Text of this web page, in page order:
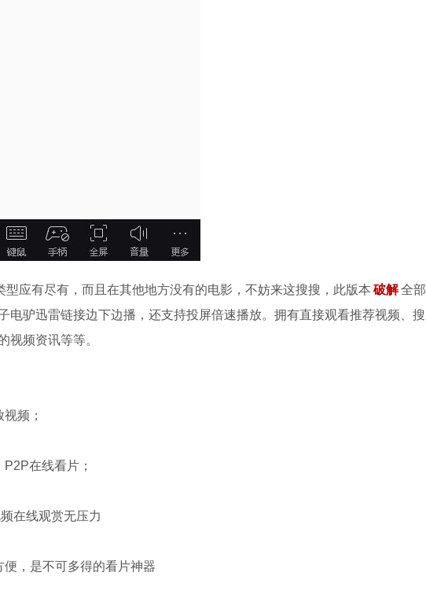
应有尽有，而且在其他地方没有的电影，不妨来这搜搜，此版本 破解全部
电驴迅雷链接边下边播，还支持投屏倍速播放。拥有直接观看推荐视频、搜
视频资讯等等。
频；
在线看片；
在线观赏无压力
，是不可多得的看片神器